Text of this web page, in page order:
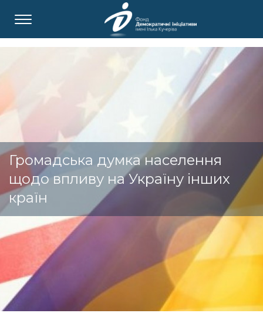
Громадська думка населення
щодо впливу на Україну інших
країн